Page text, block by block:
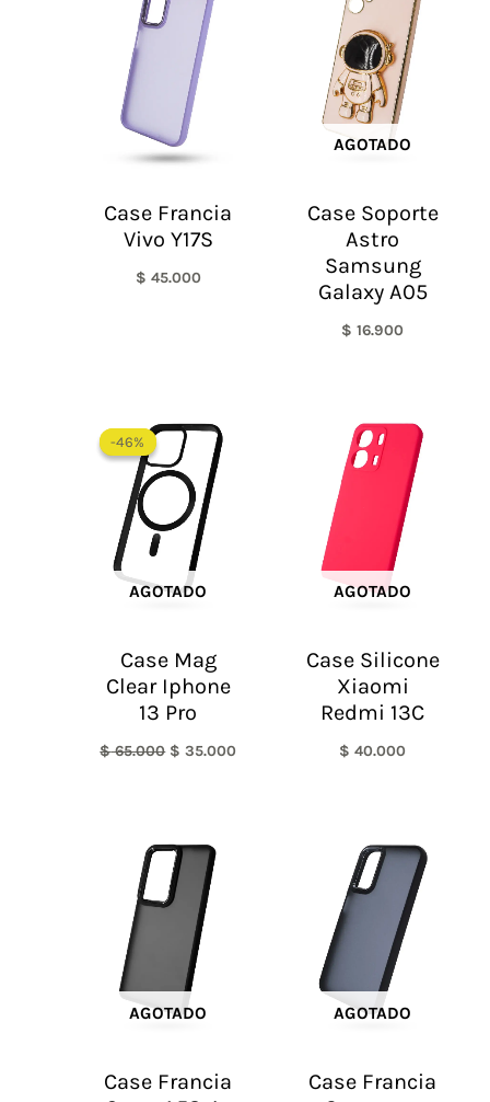
Case Francia
Vivo Y17S
$ 45.000
AGOTADO
Case Soporte
Astro
Samsung
Galaxy A05
$ 16.900
-46%
AGOTADO
-46%
Case Mag
Clear Iphone
13 Pro
$65.000
precio
original
era:
$ 65.000.
$ 35.000
AGOTADO
Case Silicone
Xiaomi
Redmi 13C
$ 40.000
AGOTADO
Case Francia
AGOTADO
Case Francia